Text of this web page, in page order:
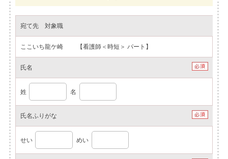
宛て先 対象職
ここいち龍ケ崎 【看護師＜時短＞ パート】
氏名
姓 名
氏名ふりがな
せい めい